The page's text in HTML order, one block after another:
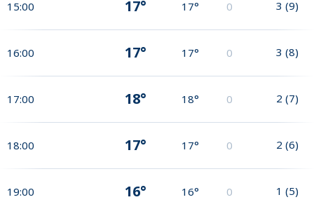
15:00 17° 17° 0 3 (9)
16:00 17° 17° 0 3 (8)
17:00 18° 18° 0 2 (7)
18:00 17° 17° 0 2 (6)
19:00 16° 16° 0 1 (5)